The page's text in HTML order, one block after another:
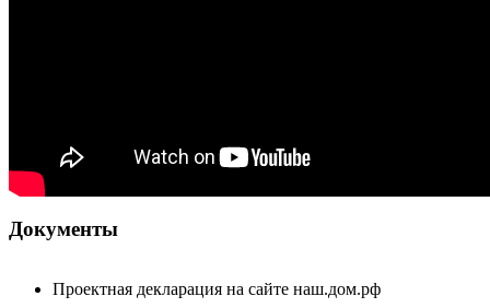
Документы
Проектная декларация на сайте наш.дом.рф